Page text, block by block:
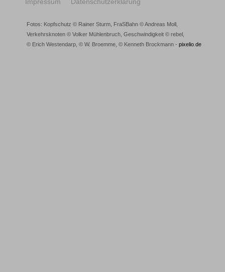
Fotos: Kopfschutz © Rainer Sturm, FraSBahn © Andreas Moll,
Verkehrsknoten © Volker Mühlenbruch, Geschwindigkeit © rebel,
© Erich Westendarp, © W. Broemme, © Kenneth Brockmann - pixelio.de